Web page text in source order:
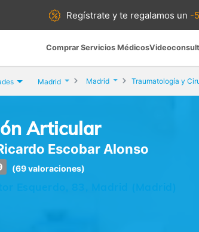
Regístrate yte regalamos un -
Comprar Servicios Médicos
Madrid Madrid Traumatología y
Articular
Escobar Alonso
(69 valoraciones)